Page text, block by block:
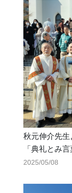
秋元伸介先
「典礼とみ
～名古屋教区
2025/05/08